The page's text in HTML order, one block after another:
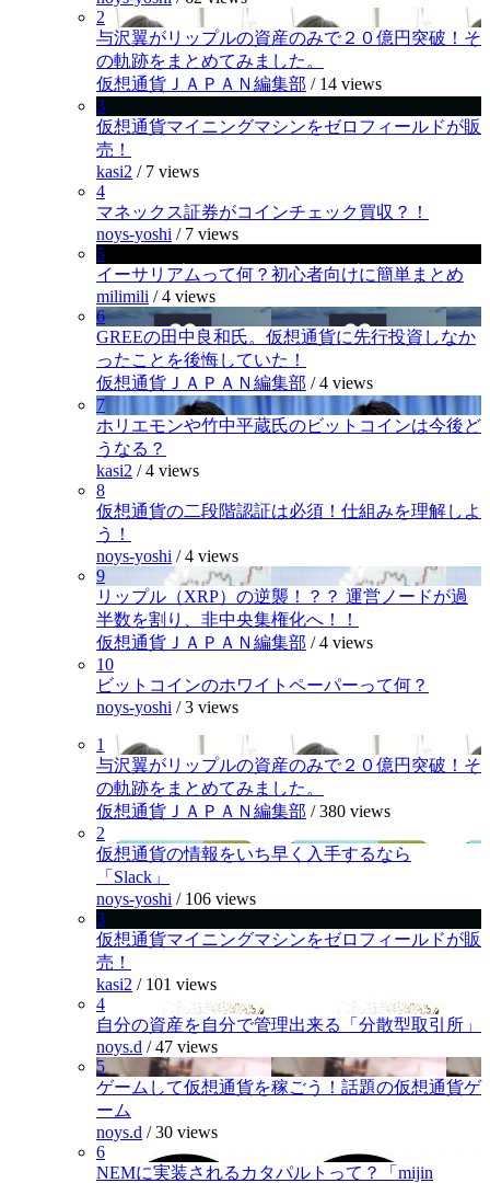
2
与沢翼がリップルの資産のみで２０億円突破！そ
の軌跡をまとめてみました。
仮想通貨ＪＡＰＡＮ編集部 / 14 views
3
仮想通貨マイニングマシンをゼロフィールドが販
売！
kasi2 / 7 views
4
マネックス証券がコインチェック買収？！
noys-yoshi / 7 views
5
イーサリアムって何？初心者向けに簡単まとめ
milimili /4 views
6
GREEの田中良和氏。仮想通貨に先行投資しなか
ったことを後悔していた！
仮想通貨ＪＡＰＡＮ編集部 /4 views
7
ホリエモンや竹中平蔵氏のビットコインは今後ど
うなる？
kasi2 /4 views
8
仮想通貨の二段階認証は必須！仕組みを理解しよ
う！
noys-yoshi /4 views
9
リップル（XRP）の逆襲！？？ 運営ノードが過
半数を割り、非中央集権化へ！！
仮想通貨ＪＡＰＡＮ編集部 /4 views
10
ビットコインのホワイトペーパーって何？
noys-yoshi /3 views
1
与沢翼がリップルの資産のみで２０億円突破！そ
の軌跡をまとめてみました。
仮想通貨ＪＡＰＡＮ編集部 /380 views
2
仮想通貨の情報をいち早く入手するなら
「Slack」
noys-yoshi / 106 views
3
仮想通貨マイニングマシンをゼロフィールドが販
売！
kasi2 / 101 views
4
自分の資産を自分で管理出来る「分散型取引所」
noys.d /47 views
5
ゲームして仮想通貨を稼ごう！話題の仮想通貨ゲ
ーム
noys.d /30 views
6
NEMに実装されるカタパルトって？「mijin